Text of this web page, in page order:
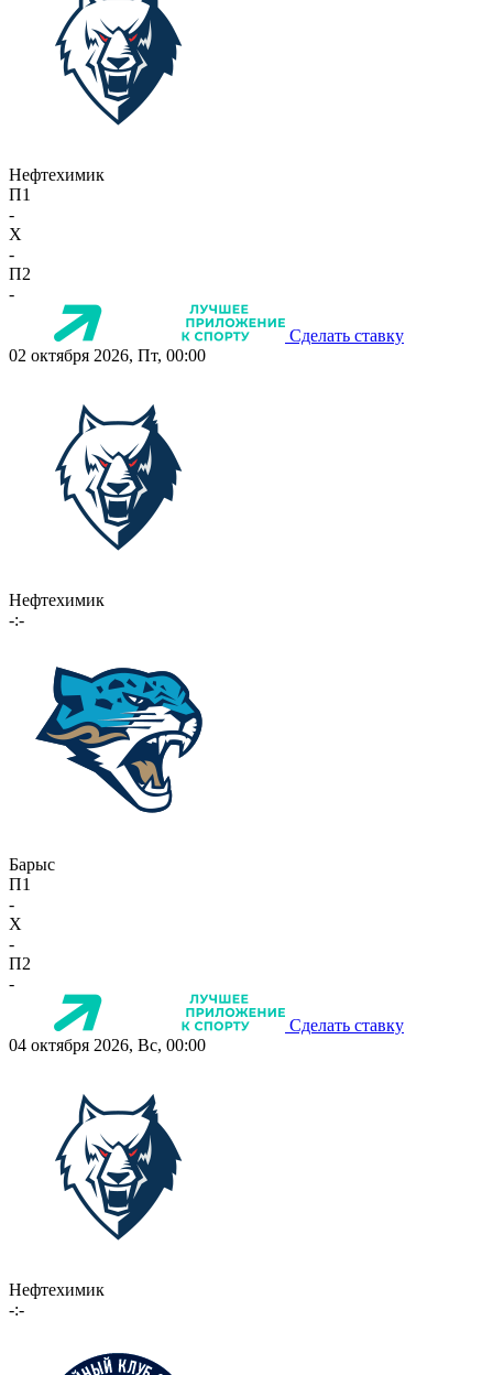
Нефтехимик
П1
-
X
-
П2
-
Сделать ставку
02 октября 2026, Пт, 00:00
Нефтехимик
-:-
Барыс
П1
-
X
-
П2
-
Сделать ставку
04 октября 2026, Вс, 00:00
Нефтехимик
-:-